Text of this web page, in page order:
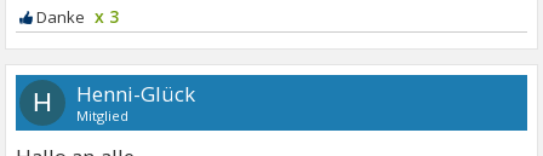
x 3
H Henni-Glück
Mitglied